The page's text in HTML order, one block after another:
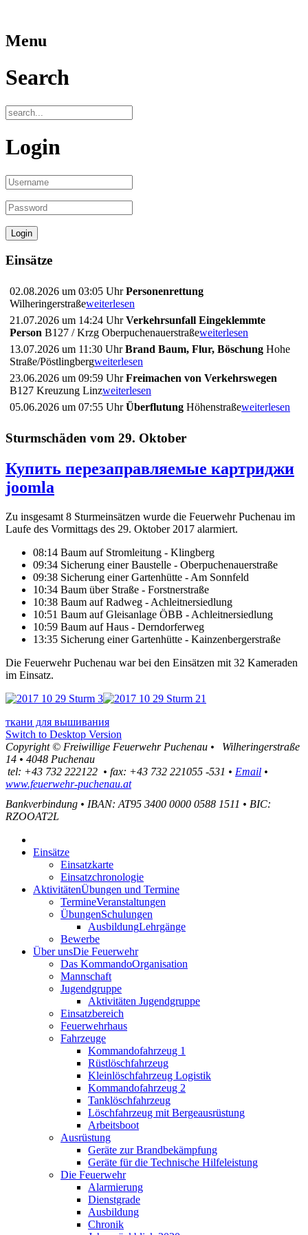
Menu
Search
Login
Einsätze
02.08.2026 um 03:05 UhrPersonenrettung
Wilheringerstraßeweiterlesen
21.07.2026 um 14:24 UhrVerkehrsunfall Eingeklemmte
Person B127 / Krzg Oberpuchenauerstraßeweiterlesen
13.07.2026 um 11:30 UhrBrand Baum, Flur, Böschung Hohe
Straße/Pöstlingbergweiterlesen
23.06.2026 um 09:59 UhrFreimachen von Verkehrswegen
B127 Kreuzung Linzweiterlesen
05.06.2026 um 07:55 UhrÜberflutung Höhenstraßeweiterlesen
Sturmschäden vom 29. Oktober
Купить перезаправляемые картриджи
joomla
Zu insgesamt 8 Sturmeinsätzen wurde die Feuerwehr Puchenau im
Laufe des Vormittags des 29. Oktober 2017 alarmiert.
08:14 Baum auf Stromleitung - Klingberg
09:34 Sicherung einer Baustelle - Oberpuchenauerstraße
09:38 Sicherung einer Gartenhütte - Am Sonnfeld
10:34 Baum über Straße - Forstnerstraße
10:38 Baum auf Radweg - Achleitnersiedlung
10:51 Baum auf Gleisanlage ÖBB - Achleitnersiedlung
10:59 Baum auf Haus - Derndorferweg
13:35 Sicherung einer Gartenhütte - Kainzenbergerstraße
Die Feuerwehr Puchenau war bei den Einsätzen mit 32 Kameraden
im Einsatz.
ткани для вышивания
Switch to Desktop Version
Copyright © Freiwillige Feuerwehr Puchenau •
Wilheringerstraße
14 • 4048 Puchenau
tel: +43 732 222122 • fax: +43 732 221055 -531 • Email •
www.feuerwehr-puchenau.at
Bankverbindung • IBAN: AT95 3400 0000 0588 1511 • BIC:
RZOOAT2L
Einsätze
Einsatzkarte
Einsatzchronologie
AktivitätenÜbungen und Termine
TermineVeranstaltungen
ÜbungenSchulungen
AusbildungLehrgänge
Bewerbe
Über unsDie Feuerwehr
Das KommandoOrganisation
Mannschaft
Jugendgruppe
Aktivitäten Jugendgruppe
Einsatzbereich
Feuerwehrhaus
Fahrzeuge
Kommandofahrzeug 1
Rüstlöschfahrzeug
Kleinlöschfahrzeug Logistik
Kommandofahrzeug 2
Tanklöschfahrzeug
Löschfahrzeug mit Bergeausrüstung
Arbeitsboot
Ausrüstung
Geräte zur Brandbekämpfung
Geräte für die Technische Hilfeleistung
Die Feuerwehr
Alarmierung
Dienstgrade
Ausbildung
Chronik